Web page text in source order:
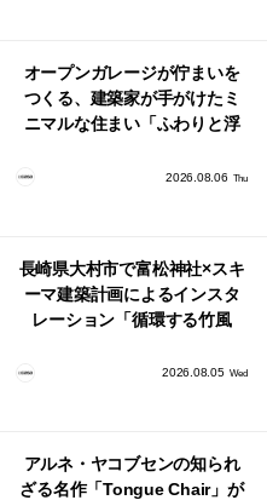
オープンガレージが佇まいを
つくる、建築家が手がけたミ
ニマルな住まい「ふわりと浮
2026.08.06 Thu
長崎県大村市で富松神社×スキ
ーマ建築計画によるインスタ
レーション「循環する竹風
2026.08.05 Wed
アルネ・ヤコブセンの知られ
ざる名作「Tongue Chair」が